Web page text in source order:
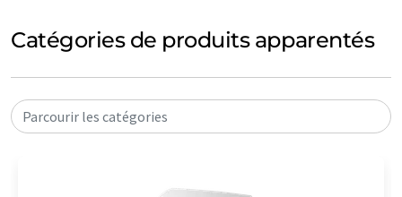
Catégories de produits apparentés
Parcourir les catégories